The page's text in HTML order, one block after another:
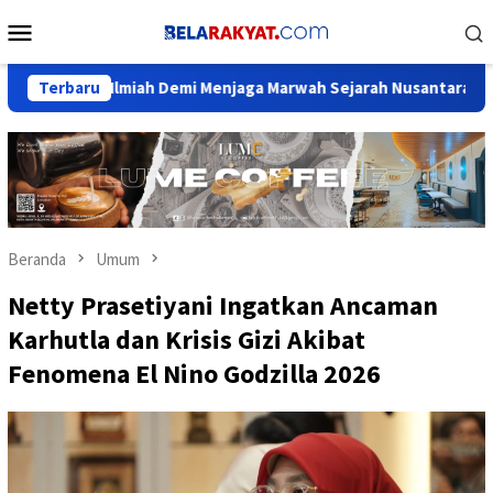
ke
Mobile
Terbaru
Demi Menjaga Marwah Sejarah Nusantara Ketua
Beranda Umum
Netty Prasetiyani Ingatkan Ancaman
Karhutla dan Krisis Gizi Akibat
Fenomena El Nino Godzilla 2026